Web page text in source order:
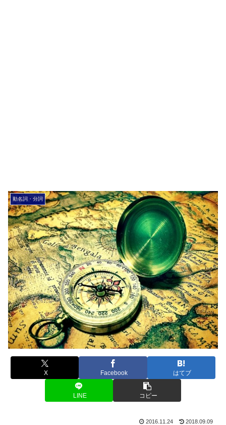
動名詞・分詞
X Facebook はてブ
LINE コピー
2016.11.24 2018.09.09